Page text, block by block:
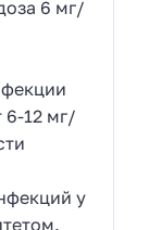
6 мг/
6-12 мг/
у